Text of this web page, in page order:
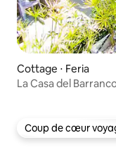
Cottage ⋅ Feria
La Casa del
Coup de cœur
Coup de cœur